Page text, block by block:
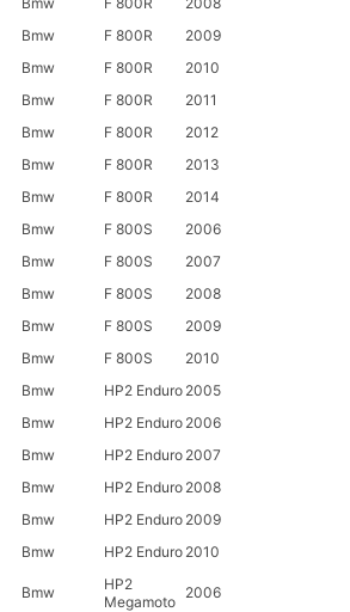
Bmw
F 800R 2009
Bmw
F 800R 2010
Bmw
F 800R 2011
Bmw
F 800R 2012
Bmw
F 800R 2013
Bmw
F 800R 2014
Bmw
F 800S 2006
Bmw
F 800S 2007
Bmw
F 800S 2008
Bmw
F 800S 2009
Bmw
F 800S 2010
Bmw
HP2 Enduro 2005
Bmw
HP2 Enduro 2006
Bmw
HP2 Enduro 2007
Bmw
HP2 Enduro 2008
Bmw
HP2 Enduro 2009
Bmw
HP2 Enduro 2010
Bmw
HP2
Megamoto
2006